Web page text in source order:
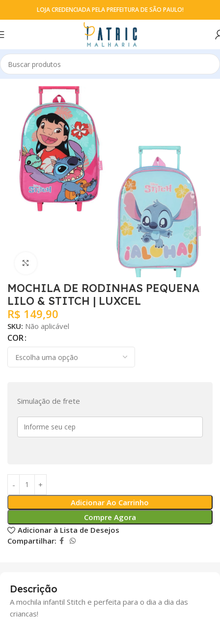
LOJA CREDENCIADA PELA PREFEITURA DE SÃO PAULO!
Início Mochila Mochila de rodinhas
MOCHILA DE RODINHAS PEQUENA
LILO & STITCH | LUXCEL
R$ 149,90
SKU: Não aplicável
COR
Simulação de frete
Adicionar Ao Carrinho
Compre Agora
Adicionar à Lista de Desejos
Compartilhar:
Descrição
A mochila infantil Stitch e perfeita para o dia a dia das
criancas!